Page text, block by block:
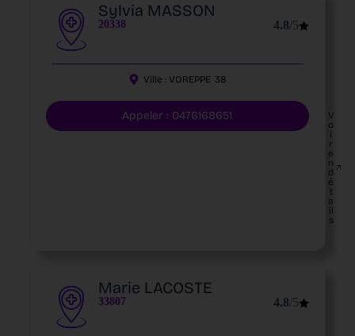
Sylvia MASSON
20338 4.8/5
Ville : VOREPPE 38
Appeler : 0476168651
V
o
i
r
e
n
d
é
t
a
il
s
Marie LACOSTE
33807 4.8/5